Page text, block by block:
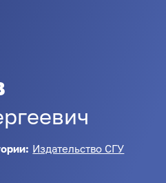
Издательство СГУ